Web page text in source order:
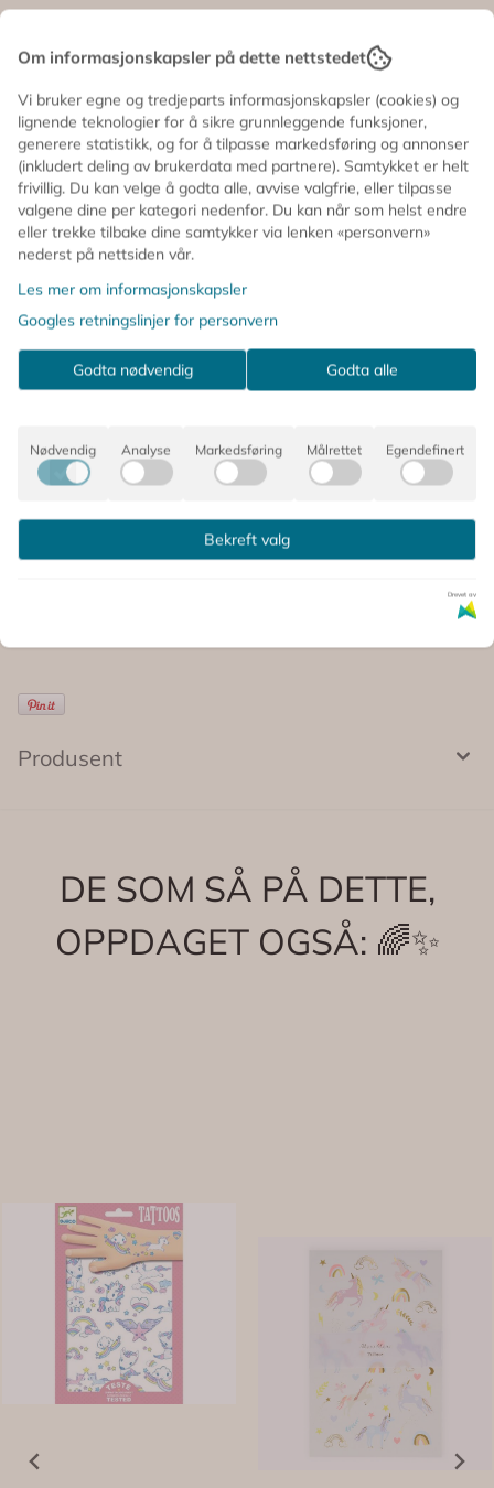
Woman With The Checked Dressav Bea Muller viser en
kvinne i en lang, rutenettmønstret kjole i varme nyanser
av gult og rødt. Den myke rosa bakgrunnen gjør motivet
lekent og moderne, samtidig som uttrykket er sterkt og
tidløst 🎨✨
Perfekt som blikkfang alene – eller kombinert med
andre verk fra Bea Muller for en gjennomført og fargerik
bildevegg 💕
🌸 Størrelse: 50 x 70 cm
🎨 Kunstner: Bea Muller
hjemmet
ekstra ✨
Produsent
DE SOM SÅ PÅ DETTE,
OPPDAGET OGSÅ: 🌈✨
Om informasjonskapsler på dette nettstedet
Vi bruker egne og tredjeparts informasjonskapsler (cookies) og
lignende teknologier for å sikre grunnleggende funksjoner,
generere statistikk, og for å tilpasse markedsføring og annonser
(inkludert deling av brukerdata med partnere). Samtykket er helt
frivillig. Du kan velge å godta alle, avvise valgfrie, eller tilpasse
valgene dine per kategori nedenfor. Du kan når som helst endre
eller trekke tilbake dine samtykker via lenken «personvern»
nederst på nettsiden vår.
Les mer om informasjonskapsler
Googles retningslinjer for personvern
Godta nødvendig Godta alle
Nødvendig Analyse Markedsføring Målrettet Egendefinert
Bekreft valg
Drevet av